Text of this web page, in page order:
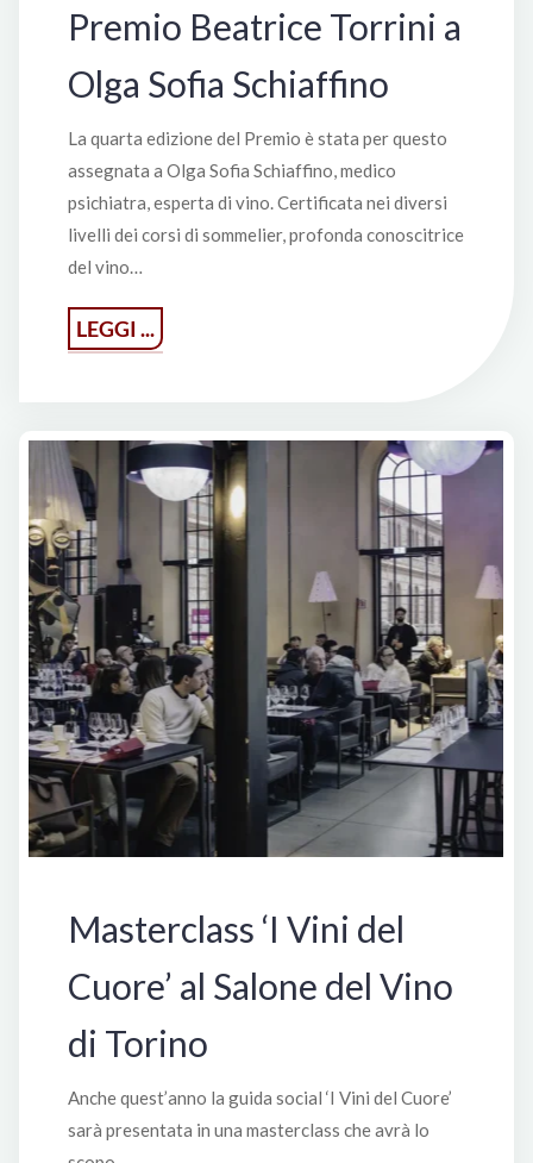
Premio Beatrice Torrini a
Olga Sofia Schiaffino
La quarta edizione del Premio è stata per questo
assegnata a Olga Sofia Schiaffino, medico
psichiatra, esperta di vino. Certificata nei diversi
livelli dei corsi di sommelier, profonda conoscitrice
del vino…
LEGGI ...
Beatrice
Olga
Sofia
Schiaffino"
Masterclass ‘I Vini del
Cuore’ al Salone del Vino
di Torino
Anche quest’anno la guida social ‘I Vini del Cuore’
sarà presentata in una masterclass che avrà lo